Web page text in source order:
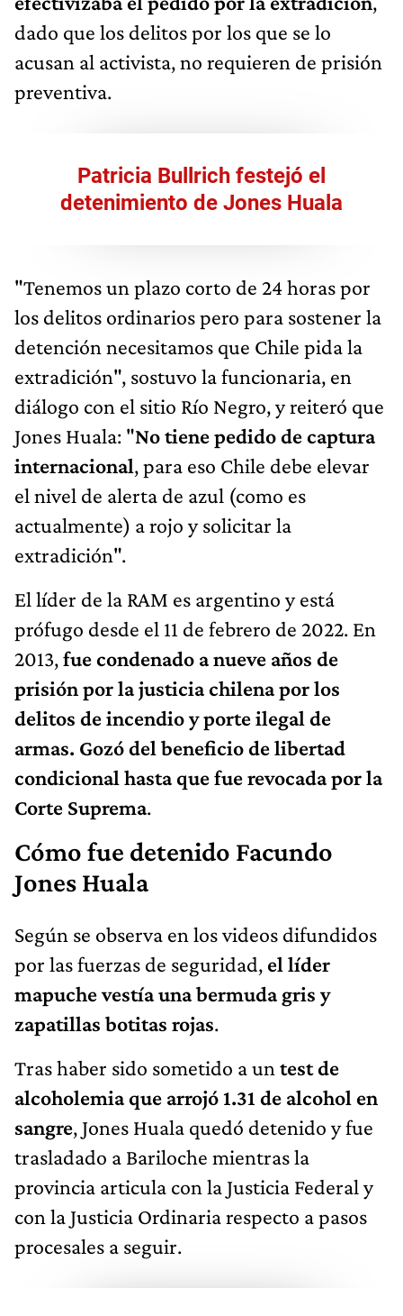
dado que los delitos por los que se lo
acusan al activista, no requieren de prisión
preventiva.
Patricia Bullrich festejó el
detenimiento de Jones Huala
"Tenemos un plazo corto de 24 horas por
los delitos ordinarios pero para sostener la
detención necesitamos que Chile pida la
extradición", sostuvo la funcionaria, en
diálogo con el sitio Río Negro, y reiteró que
Jones Huala: "No tiene pedido de captura
internacional, para eso Chile debe elevar
el nivel de alerta de azul (como es
actualmente) a rojo y solicitar la
extradición".
El líder de la RAM es argentino y está
prófugo desde el 11 de febrero de 2022. En
2013,fue condenado a nueve años de
prisión por la justicia chilena por los
delitos de incendio y porte ilegal de
armas. Gozó del beneficio de libertad
condicional hasta que fue revocada por la
Corte Suprema.
Cómo fue detenido Facundo
Jones Huala
Según se observa en los videos difundidos
por las fuerzas de seguridad, el líder
mapuche vestía una bermuda gris y
zapatillas botitas rojas.
Tras haber sido sometido a un test de
alcoholemia que arrojó 1.31 de alcohol en
sangre, Jones Huala quedó detenido y fue
trasladado a Bariloche mientras la
provincia articula con la Justicia Federal y
con la Justicia Ordinaria respecto a pasos
procesales a seguir.